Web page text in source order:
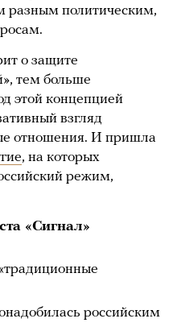
разным политическим,
о защите
тем больше
этой концепцией
взгляд
отношения. И пришла
, на которых
режим,
«Сигнал»
российским